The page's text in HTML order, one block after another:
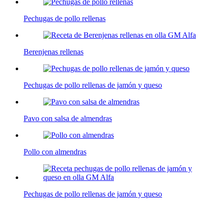
Pechugas de pollo rellenas
Berenjenas rellenas
Pechugas de pollo rellenas de jamón y queso
Pavo con salsa de almendras
Pollo con almendras
Pechugas de pollo rellenas de jamón y queso